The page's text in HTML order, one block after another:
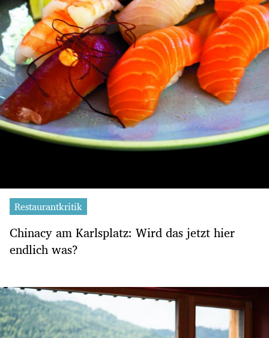
Restaurantkritik
Chinacy am Karlsplatz: Wird das jetzt hier
endlich was?